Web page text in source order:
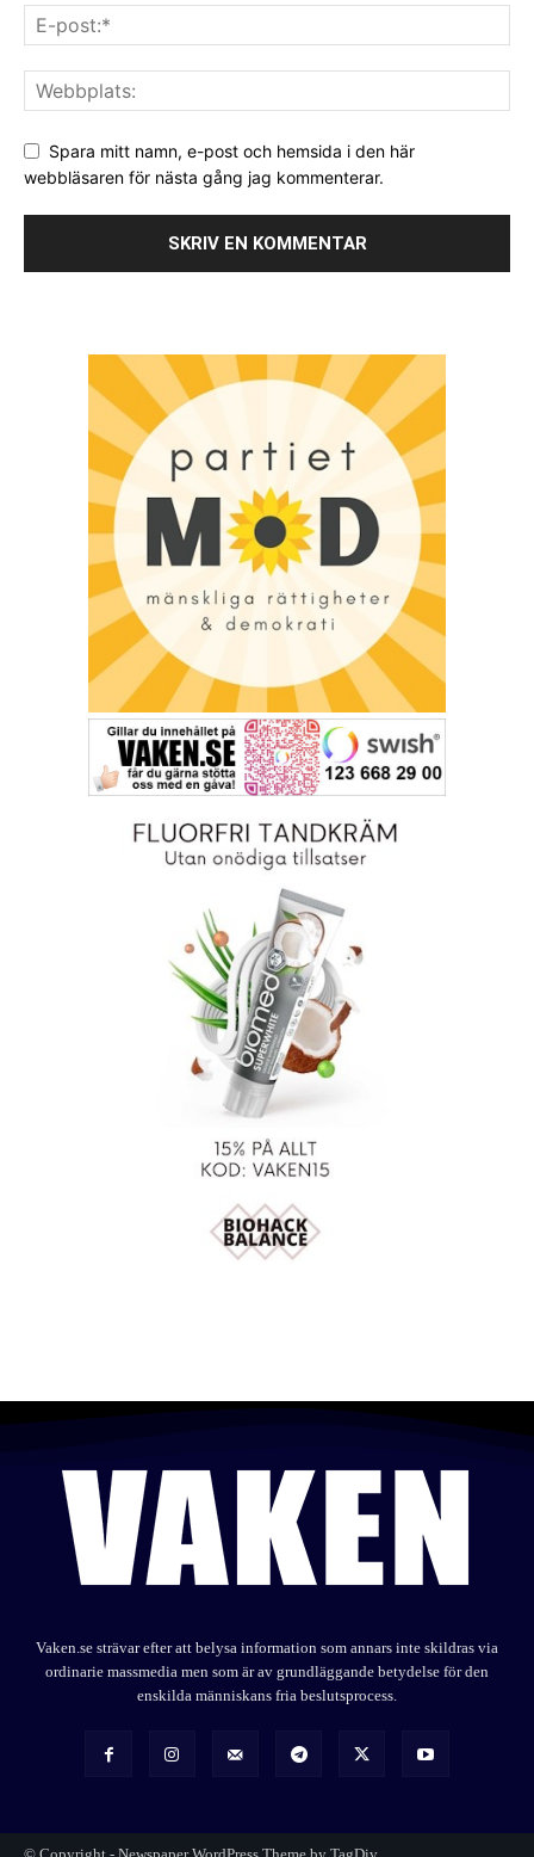
Spara mitt namn, e-post och hemsida i den här
webbläsaren för nästa gång jag kommenterar.
Vaken.se strävar efter att belysa information som annars inte skildras via
ordinarie massmedia men som är av grundläggande betydelse för den
enskilda människans fria beslutsprocess.